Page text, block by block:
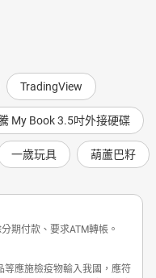
TradingView
My Book 3.5吋外接硬碟
一歲玩具 葫蘆巴籽
期付款、要求ATM轉帳。
等應施檢疫物輸入我國，應符